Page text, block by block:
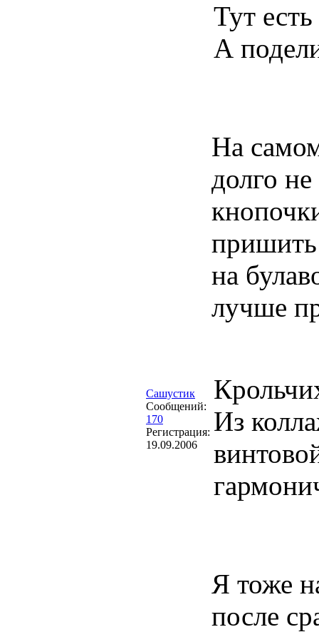
Сашустик
Сообщений:
170
Регистрация:
19.09.2006
Тут
А
На
долго
пришить
на
лучше
Из
Я тоже
после